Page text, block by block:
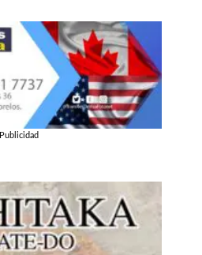
Publicidad